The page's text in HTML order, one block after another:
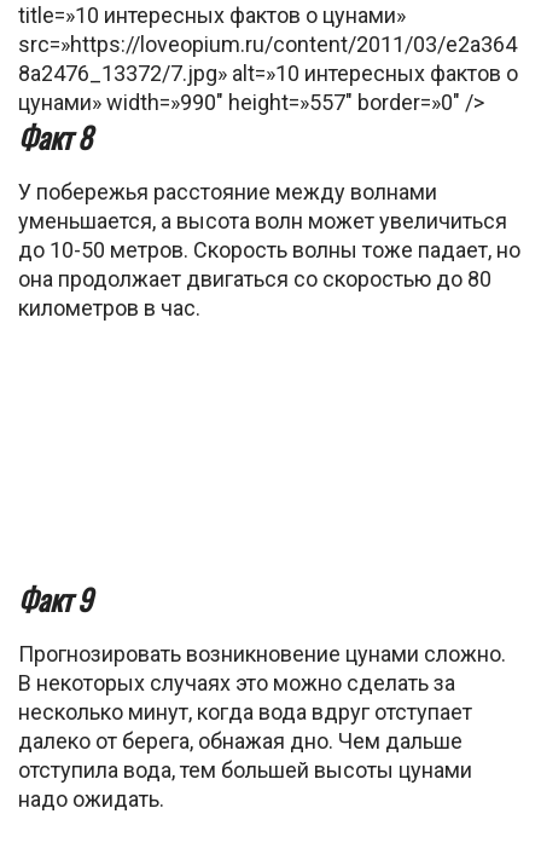
title=»10 интересных фактов о цунами»
src=»https://loveopium.ru/content/2011/03/e2a364
8a2476_13372/7.jpg» alt=»10 интересных фактов о
цунами» width=»990″ height=»557″ border=»0″ />
Факт 8
У побережья расстояние между волнами
уменьшается, а высота волн может увеличиться
до 10-50 метров. Скорость волны тоже падает, но
она продолжает двигаться со скоростью до 80
километров в час.
Факт 9
Прогнозировать возникновение цунами сложно.
В некоторых случаях это можно сделать за
несколько минут, когда вода вдруг отступает
далеко от берега, обнажая дно. Чем дальше
отступила вода, тем большей высоты цунами
надо ожидать.